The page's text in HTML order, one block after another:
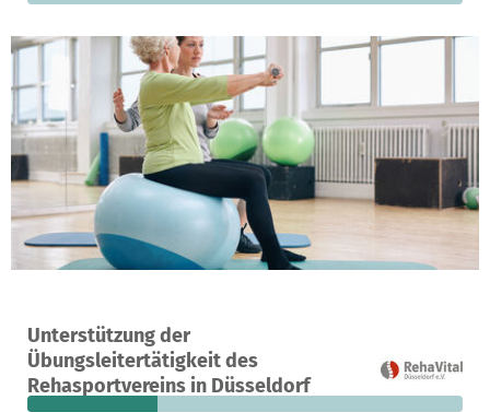
Unterstützung der
Übungsleitertätigkeit des
Rehasportvereins in Düsseldorf
Ein Projekt in Düsseldorf, Deutschland
6
Spenden
30 %
finanziert fehlen noch